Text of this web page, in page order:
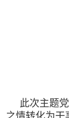
此次主题